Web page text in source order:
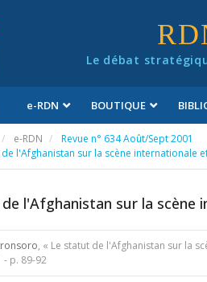
Le débat
e-RDN BOUTIQUE
e-RDN
Revue n° 634 Août/Sept 2001
l'Afghanistan sur la scène internationale
l'Afghanistan sur la scène
, « Le statut de l'Afghanistan sur la
- p. 89-92